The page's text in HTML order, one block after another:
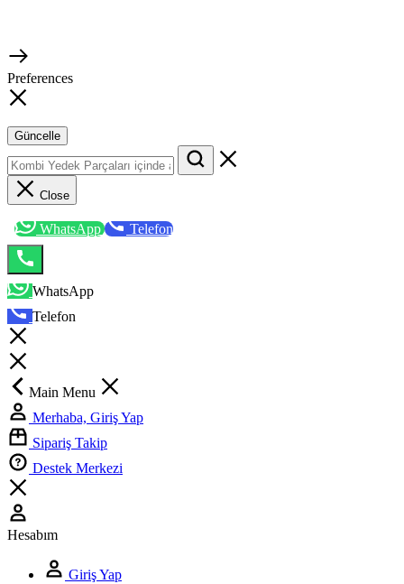
Preferences
Güncelle
Close
WhatsApp Telefon
WhatsApp
Telefon
Main Menu
Merhaba, Giriş Yap
Sipariş Takip
Destek Merkezi
Hesabım
Giriş Yap